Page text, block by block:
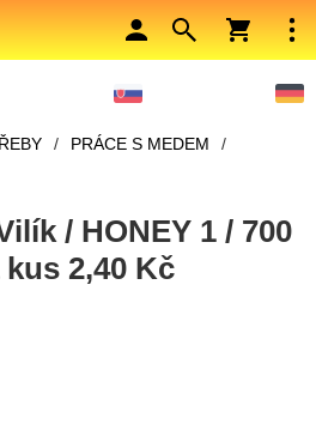
/ PRÁCE S MEDEM
/
/ HONEY 1 / 700
2,40 Kč